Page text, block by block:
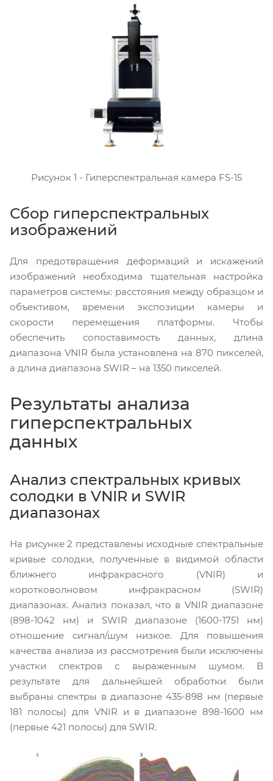
Рисунок 1 - Гиперспектральная камера FS-15
Сбор гиперспектральных
изображений
Для предотвращения деформаций и искажений
изображений необходима тщательная настройка
параметров системы: расстояния между образцом и
объективом, времени экспозиции камеры и
скорости перемещения платформы. Чтобы
обеспечить сопоставимость данных, длина
диапазона VNIR была установлена на 870 пикселей,
а длина диапазона SWIR – на 1350 пикселей.
Результаты анализа
гиперспектральных
данных
Анализ спектральных кривых
солодки в VNIR и SWIR
диапазонах
На рисунке 2 представлены исходные спектральные
кривые солодки, полученные в видимой области
ближнего инфракрасного (VNIR) и
коротковолновом инфракрасном (SWIR)
диапазонах. Анализ показал, что в VNIR диапазоне
(898-1042 нм) и SWIR диапазоне (1600-1751 нм)
отношение сигнал/шум низкое. Для повышения
качества анализа из рассмотрения были исключены
участки спектров с выраженным шумом. В
результате для дальнейшей обработки были
выбраны спектры в диапазоне 435-898 нм (первые
181 полосы) для VNIR и в диапазоне 898-1600 нм
(первые 421 полосы) для SWIR.